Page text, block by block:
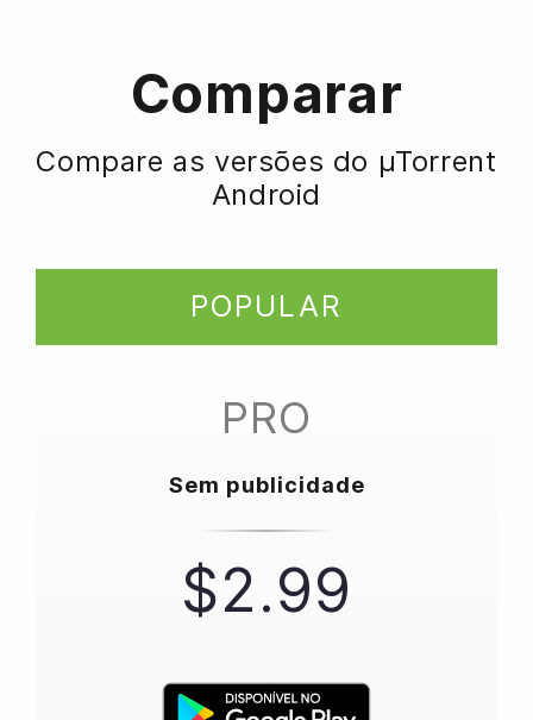
Comparar
Compare as versões do µTorrent
Android
POPULAR
PRO
Sem publicidade
$2.99